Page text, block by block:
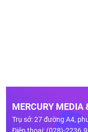
MERCURY MEDIA
Trụ sở: 27 đường A4,
Điện thoại: (028)-